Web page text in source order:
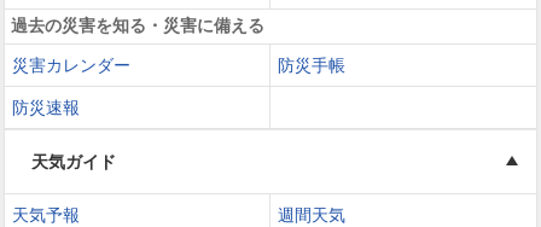
過去の災害を知る・災害に備える
災害カレンダー 防災手帳
防災速報
天気ガイド
天気予報 週間天気